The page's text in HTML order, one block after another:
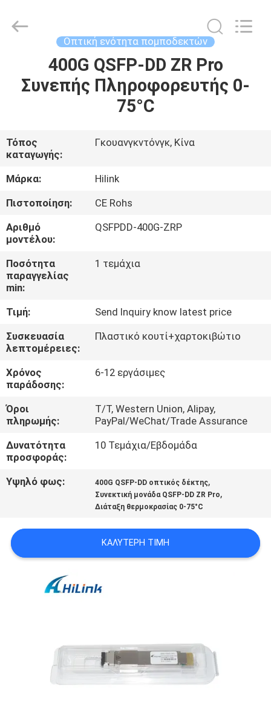
ΣΧΕΤΙΚΆ
ΜΕ
ΕΜΆΣ
ΕΠΙΣΚΕΨΉ
ΕΡΓΟΣΤΑΣΊΟΥ
ΈΛΕΓΧΟΣ
ΠΟΙΌΤΗΤΑΣ
ΕΠΙΚΟΙΝΩΝΉΣΤΕ
ΜΑΖΊ
ΜΑΣ
ΕΙΔΉΣΕΙΣ
ΥΠΟΘΈΣΕΙΣ
ΠΡΟΣΦΟΡΆ
SITEMAP
Technology
Co.,Ltd..
Οπτική ενότητα πομποδεκτών
400G QSFP-DD ZR Pro
Συνεπής Πληροφορευτής 0-
75°C
Τόπος
καταγωγής:
Γκουανγκντόνγκ, Κίνα
Μάρκα:
Hilink
Πιστοποίηση:
CE Rohs
Αριθμό
μοντέλου:
QSFPDD-400G-ZRP
Ποσότητα
παραγγελίας
min:
1 τεμάχια
Τιμή:
Send Inquiry know latest price
Συσκευασία
λεπτομέρειες:
Πλαστικό κουτί+χαρτοκιβώτιο
Χρόνος
παράδοσης:
6-12 εργάσιμες
Όροι
πληρωμής:
T/T, Western Union, Alipay,
PayPal/WeChat/Trade Assurance
Δυνατότητα
προσφοράς:
10 Τεμάχια/Εβδομάδα
Υψηλό φως: 400G QSFP-DD οπτικός δέκτης,
Συνεκτική μονάδα QSFP-DD ZR Pro,
Διάταξη θερμοκρασίας 0-75°C
ΚΑΛΎΤΕΡΗ ΤΙΜΉ